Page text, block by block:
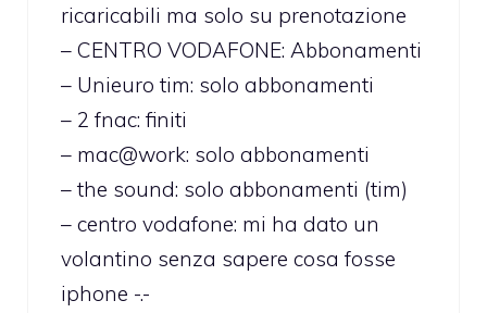
ricaricabili ma solo su prenotazione
– CENTRO VODAFONE: Abbonamenti
– Unieuro tim: solo abbonamenti
– 2 fnac: finiti
– mac@work: solo abbonamenti
– the sound: solo abbonamenti (tim)
– centro vodafone: mi ha dato un
volantino senza sapere cosa fosse
iphone -.-